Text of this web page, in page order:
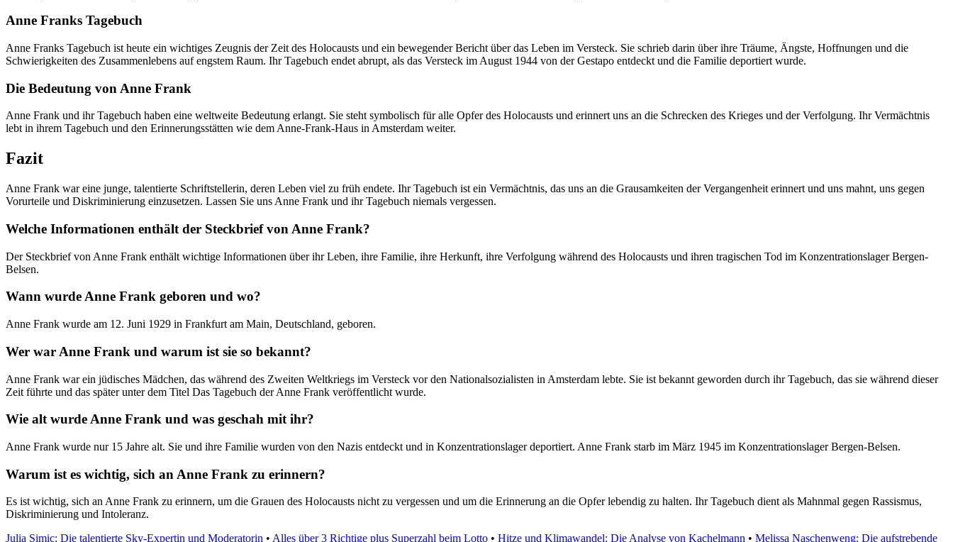
Anne Franks Tagebuch
Anne Franks Tagebuch ist heute ein wichtiges Zeugnis der Zeit des Holocausts und ein bewegender Bericht über das Leben im Versteck. Sie schrieb darin über ihre Träume, Ängste, Hoffnungen und die
Schwierigkeiten des Zusammenlebens auf engstem Raum. Ihr Tagebuch endet abrupt, als das Versteck im August 1944 von der Gestapo entdeckt und die Familie deportiert wurde.
Die Bedeutung von Anne Frank
Anne Frank und ihr Tagebuch haben eine weltweite Bedeutung erlangt. Sie steht symbolisch für alle Opfer des Holocausts und erinnert uns an die Schrecken des Krieges und der Verfolgung. Ihr Vermächtnis
lebt in ihrem Tagebuch und den Erinnerungsstätten wie dem Anne-Frank-Haus in Amsterdam weiter.
Fazit
Anne Frank war eine junge, talentierte Schriftstellerin, deren Leben viel zu früh endete. Ihr Tagebuch ist ein Vermächtnis, das uns an die Grausamkeiten der Vergangenheit erinnert und uns mahnt, uns gegen
Vorurteile und Diskriminierung einzusetzen. Lassen Sie uns Anne Frank und ihr Tagebuch niemals vergessen.
Welche Informationen enthält der Steckbrief von Anne Frank?
Der Steckbrief von Anne Frank enthält wichtige Informationen über ihr Leben, ihre Familie, ihre Herkunft, ihre Verfolgung während des Holocausts und ihren tragischen Tod im Konzentrationslager Bergen-
Belsen.
Wann wurde Anne Frank geboren und wo?
Anne Frank wurde am 12. Juni 1929 in Frankfurt am Main, Deutschland, geboren.
Wer war Anne Frank und warum ist sie so bekannt?
Anne Frank war ein jüdisches Mädchen, das während des Zweiten Weltkriegs im Versteck vor den Nationalsozialisten in Amsterdam lebte. Sie ist bekannt geworden durch ihr Tagebuch, das sie während dieser
Zeit führte und das später unter dem Titel Das Tagebuch der Anne Frank veröffentlicht wurde.
Wie alt wurde Anne Frank und was geschah mit ihr?
Anne Frank wurde nur 15 Jahre alt. Sie und ihre Familie wurden von den Nazis entdeckt und in Konzentrationslager deportiert. Anne Frank starb im März 1945 im Konzentrationslager Bergen-Belsen.
Warum ist es wichtig, sich an Anne Frank zu erinnern?
Es ist wichtig, sich an Anne Frank zu erinnern, um die Grauen des Holocausts nicht zu vergessen und um die Erinnerung an die Opfer lebendig zu halten. Ihr Tagebuch dient als Mahnmal gegen Rassismus,
Diskriminierung und Intoleranz.
Julia Simic: Die talentierte Sky-Expertin und Moderatorin • Alles über 3 Richtige plus Superzahl beim Lotto • Hitze und Klimawandel: Die Analyse von Kachelmann • Melissa Naschenweng: Die aufstrebende